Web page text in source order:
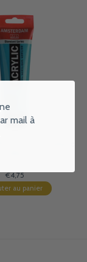
€4,75
au panier
mail à